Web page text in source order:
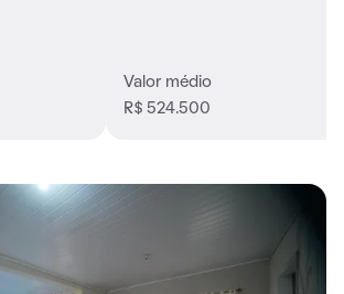
Valor médio
R$ 524.500